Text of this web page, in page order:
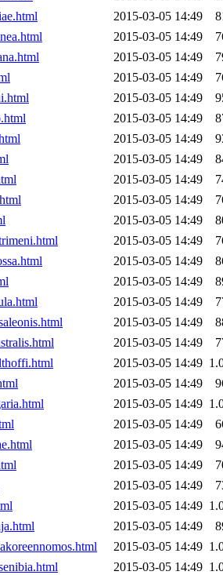
2015-03-05 14:49
2015-03-05 14:49
2015-03-05 14:49
2015-03-05 14:49
2015-03-05 14:49
2015-03-05 14:49
2015-03-05 14:49
2015-03-05 14:49
2015-03-05 14:49
2015-03-05 14:49
2015-03-05 14:49
2015-03-05 14:49
2015-03-05 14:49
2015-03-05 14:49
2015-03-05 14:49
2015-03-05 14:49
2015-03-05 14:49
2015-03-05 14:49
2015-03-05 14:49
2015-03-05 14:49
2015-03-05 14:49
2015-03-05 14:49
2015-03-05 14:49
2015-03-05 14:49
2015-03-05 14:49
2015-03-05 14:49
2015-03-05 14:49
2015-03-05 14:49